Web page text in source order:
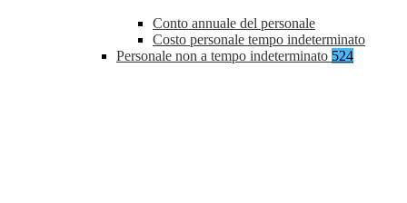
Conto annuale del personale
Costo personale tempo indeterminato
Personale non a tempo indeterminato 524